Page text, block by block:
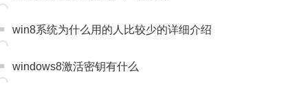
win8系统为什么用的人比较少的详细介绍
windows8激活密钥有什么